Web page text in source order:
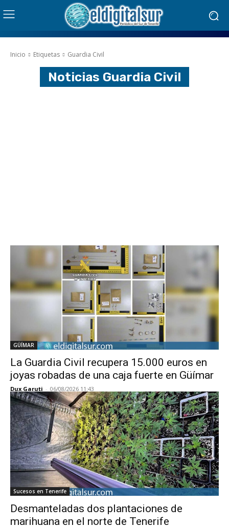
Inicio Etiquetas Guardia Civil
Noticias Guardia Civil
GÜÍMAR
La Guardia Civil recupera 15.000 euros en
joyas robadas de una caja fuerte en Güímar
Dux Garuti - 06/08/2026 11:43
Sucesos en Tenerife
Desmanteladas dos plantaciones de
marihuana en el norte de Tenerife